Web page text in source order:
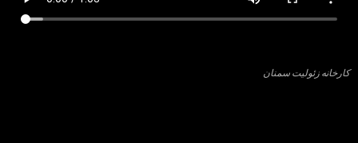
کارخانه زئولیت سمنان